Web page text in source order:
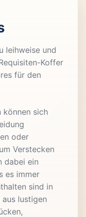
leihweise und
Koffer
für den
können sich
oder
Verstecken
dabei ein
es immer
sind in
lustigen